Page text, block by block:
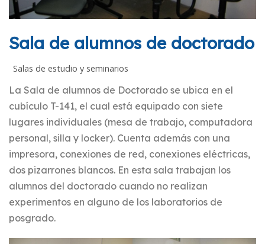
Sala de alumnos de doctorado
Salas de estudio y seminarios
La Sala de alumnos de Doctorado se ubica en el
cubículo T-141, el cual está equipado con siete
lugares individuales (mesa de trabajo, computadora
personal, silla y locker). Cuenta además con una
impresora, conexiones de red, conexiones eléctricas,
dos pizarrones blancos. En esta sala trabajan los
alumnos del doctorado cuando no realizan
experimentos en alguno de los laboratorios de
posgrado.